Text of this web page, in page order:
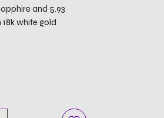
and 5.93
white gold